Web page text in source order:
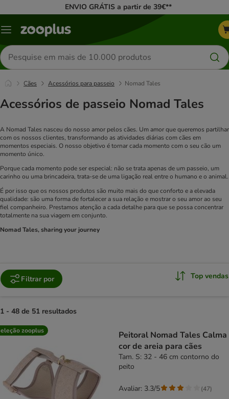
ENVIO GRÁTIS a partir de 39€**
Menu
Pesquisar
produtos
Cães Acessórios para passeio Nomad Tales
Acessórios de passeio Nomad Tales
A Nomad Tales nasceu do nosso amor pelos cães. Um amor que queremos partilhar
com os nossos clientes, transformando as atividades diárias com cães em
momentos especiais. O nosso objetivo é tornar cada momento com o seu cão um
momento único.
Porque cada momento pode ser especial: não se trata apenas de um passeio, um
carinho ou uma brincadeira, trata-se de uma ligação real entre o humano e o animal.
É por isso que os nossos produtos são muito mais do que conforto e a elevada
qualidade: são uma forma de fortalecer a sua relação e mostrar o seu amor ao seu
fiel companheiro. Prestamos atenção a cada detalhe para que se possa concentrar
totalmente na sua viagem em conjunto.
Nomad Tales, sharing your journey
Filtrar por Top vendas
1 - 48 de 51 resultados
product items have been changed
zooplus
Peitoral Nomad Tales Calma
cor de areia para cães
Tam. S: 32 - 46 cm contorno do
peito
Avaliar: 3.3/5 (47)